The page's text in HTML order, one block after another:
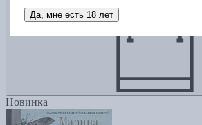
Новинка
Да, мне есть 18 лет